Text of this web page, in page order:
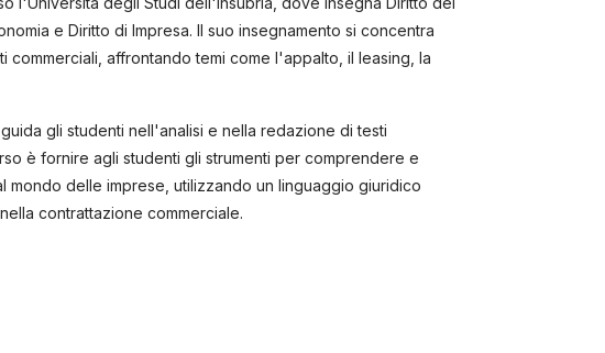
e Diritto di Impresa. Il suo insegnamento si concentra
commerciali, affrontando temi come l'appalto, il leasing, la
gli studenti nell'analisi e nella redazione di testi
è fornire agli studenti gli strumenti per comprendere e
delle imprese, utilizzando un linguaggio giuridico
contrattazione commerciale​.